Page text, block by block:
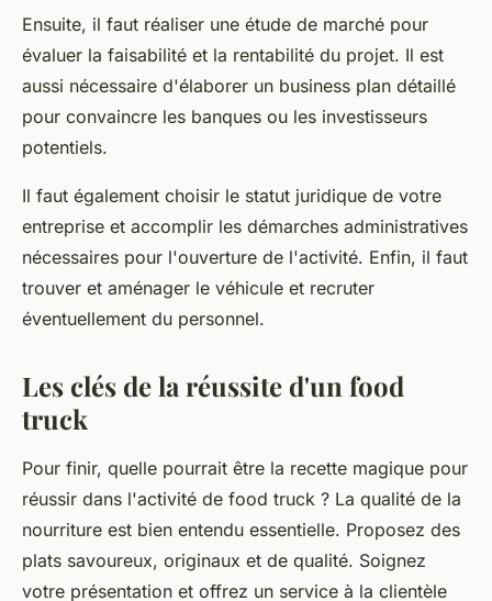
Ensuite, il faut réaliser une étude de marché pour
évaluer la faisabilité et la rentabilité du projet. Il est
aussi nécessaire d'élaborer un business plan détaillé
pour convaincre les banques ou les investisseurs
potentiels.
Il faut également choisir le statut juridique de votre
entreprise et accomplir les démarches administratives
nécessaires pour l'ouverture de l'activité. Enfin, il faut
trouver et aménager le véhicule et recruter
éventuellement du personnel.
Les clés de la réussite d'un food
truck
Pour finir, quelle pourrait être la recette magique pour
réussir dans l'activité de food truck ? La qualité de la
nourriture est bien entendu essentielle. Proposez des
plats savoureux, originaux et de qualité. Soignez
votre présentation et offrez un service à la clientèle